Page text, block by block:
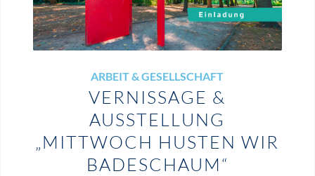
ARBEIT & GESELLSCHAFT
VERNISSAGE &
AUSSTELLUNG
„MITTWOCH HUSTEN WIR
BADESCHAUM“